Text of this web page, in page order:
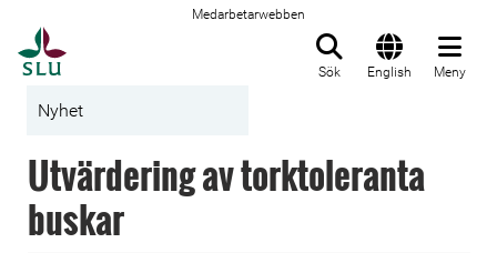
Medarbetarwebben
Sök English Meny
Nyhet
Utvärdering av torktoleranta
buskar